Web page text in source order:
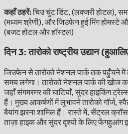
कहाँ ठहरें:चिउ चुंट डिंट, (लक्जरी होटल),
(मध्यम श्रेणी), और जिउफेन हुई मिंग होमस्टे
(बजट होटल और हॉस्टल)
दिन 3: तारोको राष्ट्रीय उद्यान
जिउफेन से तारोको नेशनल पार्क तक पहुँचने में
समय लगेगा। तारोको नेशनल पार्क की
जहाँ संगमरमर की घाटियाँ, सुंदर हाइकिंग
हैं। मुख्य आकर्षणों में लुभावने तारोको गॉर्ज,
बैयांग झरना शामिल हैं। रास्ते में, सेंट्रल
ताज़ा हाइक और सुंदर दृश्यों के लिए फेंगहुआंग